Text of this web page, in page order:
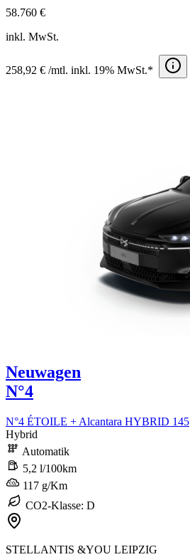
58.760 €
inkl. MwSt.
258,92 € /mtl. inkl. 19% MwSt.*
Neuwagen
N°4
N°4 ÉTOILE + Alcantara HYBRID 145
Hybrid
Automatik
5,2 l/100km
117 g/Km
CO2-Klasse: D
STELLANTIS &YOU LEIPZIG